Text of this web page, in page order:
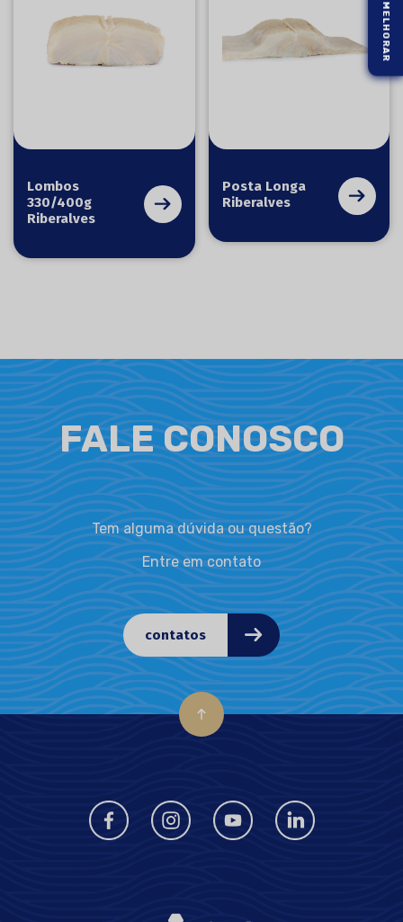
Lombos
330/400g
Riberalves
Posta Longa
Riberalves
FALE CONOSCO
Tem alguma dúvida ou questão?
Entre em contato
contatos